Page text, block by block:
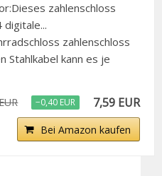
zahlenschloss
zahlenschloss
Stahlkabel kann es je
−0,40 EUR 7,59 EUR
Bei Amazon kaufen